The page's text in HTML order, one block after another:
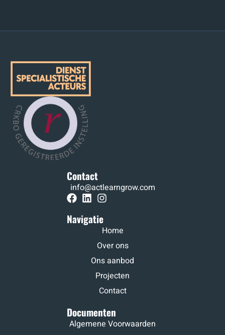
Navigatie
Home
Over ons
Ons aanbod
Projecten
Contact
Documenten
Algemene Voorwaarden
Contact
info@actlearngrow.com